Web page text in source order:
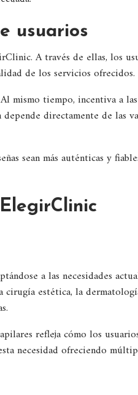
usuarios
A través de ellas, los
de los servicios ofrecidos.
mismo tiempo, incentiva a
directamente de las
sean más auténticas y
a las necesidades
cirugía estética, la
refleja cómo los
necesidad ofreciendo